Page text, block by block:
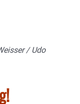
/ Udo